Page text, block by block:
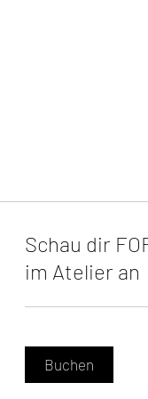
Schau dir
im Atelier an
Buchen